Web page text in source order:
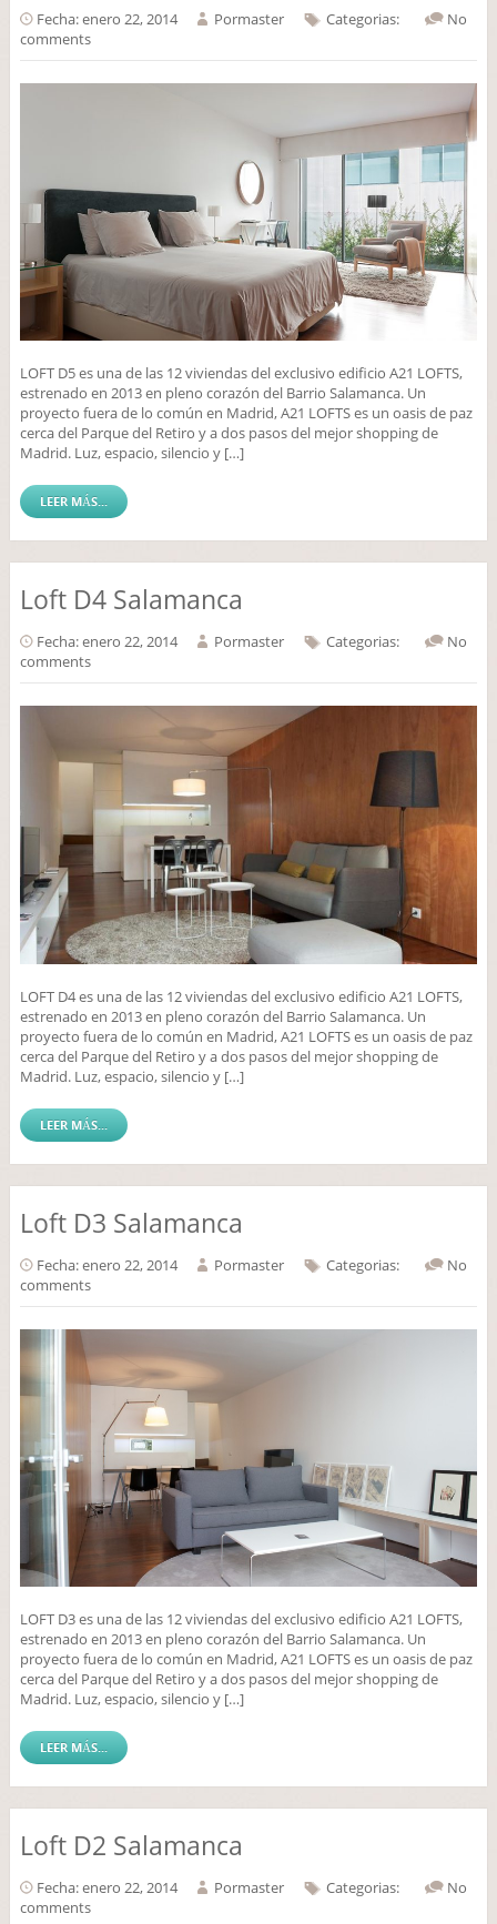
Fecha: enero 22, 2014 Pormaster Categorias:
No
comments
LOFT D5 es una de las 12 viviendas del exclusivo edificio A21 LOFTS,
estrenado en 2013 en pleno corazón del Barrio Salamanca. Un
proyecto fuera de lo común en Madrid, A21 LOFTS es un oasis de paz
cerca del Parque del Retiro y a dos pasos del mejor shopping de
Madrid. Luz, espacio, silencio y […]
LEER MÁS...
Loft D4 Salamanca
Fecha: enero 22, 2014 Pormaster Categorias:
No
comments
LOFT D4 es una de las 12 viviendas del exclusivo edificio A21 LOFTS,
estrenado en 2013 en pleno corazón del Barrio Salamanca. Un
proyecto fuera de lo común en Madrid, A21 LOFTS es un oasis de paz
cerca del Parque del Retiro y a dos pasos del mejor shopping de
Madrid. Luz, espacio, silencio y […]
LEER MÁS...
Loft D3 Salamanca
Fecha: enero 22, 2014 Pormaster Categorias:
No
comments
LOFT D3 es una de las 12 viviendas del exclusivo edificio A21 LOFTS,
estrenado en 2013 en pleno corazón del Barrio Salamanca. Un
proyecto fuera de lo común en Madrid, A21 LOFTS es un oasis de paz
cerca del Parque del Retiro y a dos pasos del mejor shopping de
Madrid. Luz, espacio, silencio y […]
LEER MÁS...
Loft D2 Salamanca
Fecha: enero 22, 2014 Pormaster Categorias:
No
comments